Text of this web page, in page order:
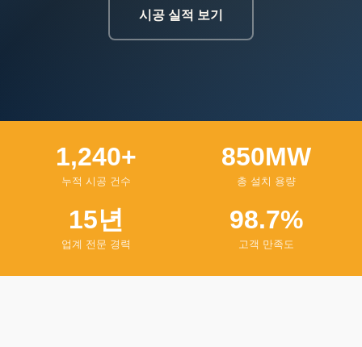
시공 실적 보기
1,240+
누적 시공 건수
850MW
총 설치 용량
15년
업계 전문 경력
98.7%
고객 만족도